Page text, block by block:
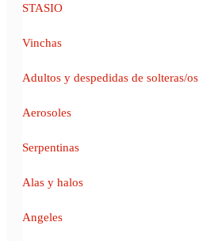
STASIO
Vinchas
Adultos y despedidas de solteras/os
Aerosoles
Serpentinas
Alas y halos
Angeles